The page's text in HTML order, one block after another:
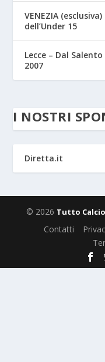
VENEZIA
dell’Under 15
Lecce – Dal
2007
I NOSTRI
Diretta.it
© 2026 Tutto
Contatti